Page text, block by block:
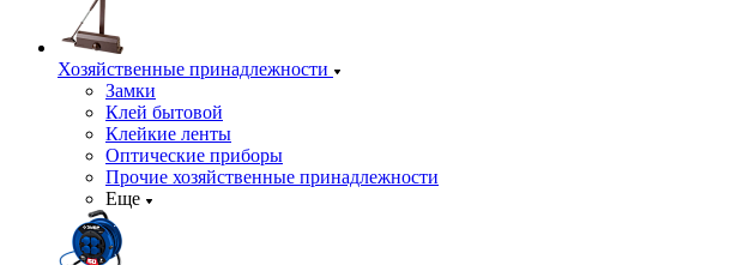
Хозяйственные принадлежности
Замки
Клей бытовой
Клейкие ленты
Оптические приборы
Прочие хозяйственные принадлежности
Еще